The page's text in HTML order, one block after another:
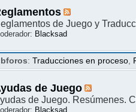
de Juego y
Blacksad
:Traducciones en proceso
de Juego
de Juego. Resúmenes.
Blacksad